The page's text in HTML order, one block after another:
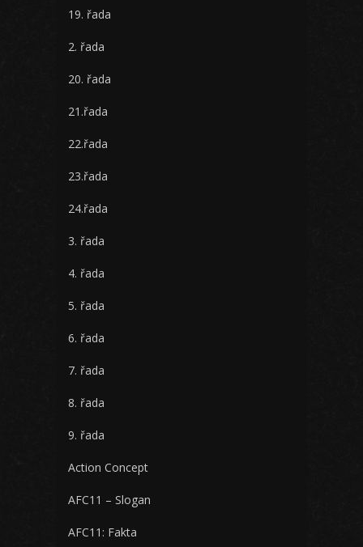
19. řada
2. řada
20. řada
21.řada
22.řada
23.řada
24.řada
3. řada
4. řada
5. řada
6. řada
7. řada
8. řada
9. řada
Action Concept
AFC11 – Slogan
AFC11: Fakta